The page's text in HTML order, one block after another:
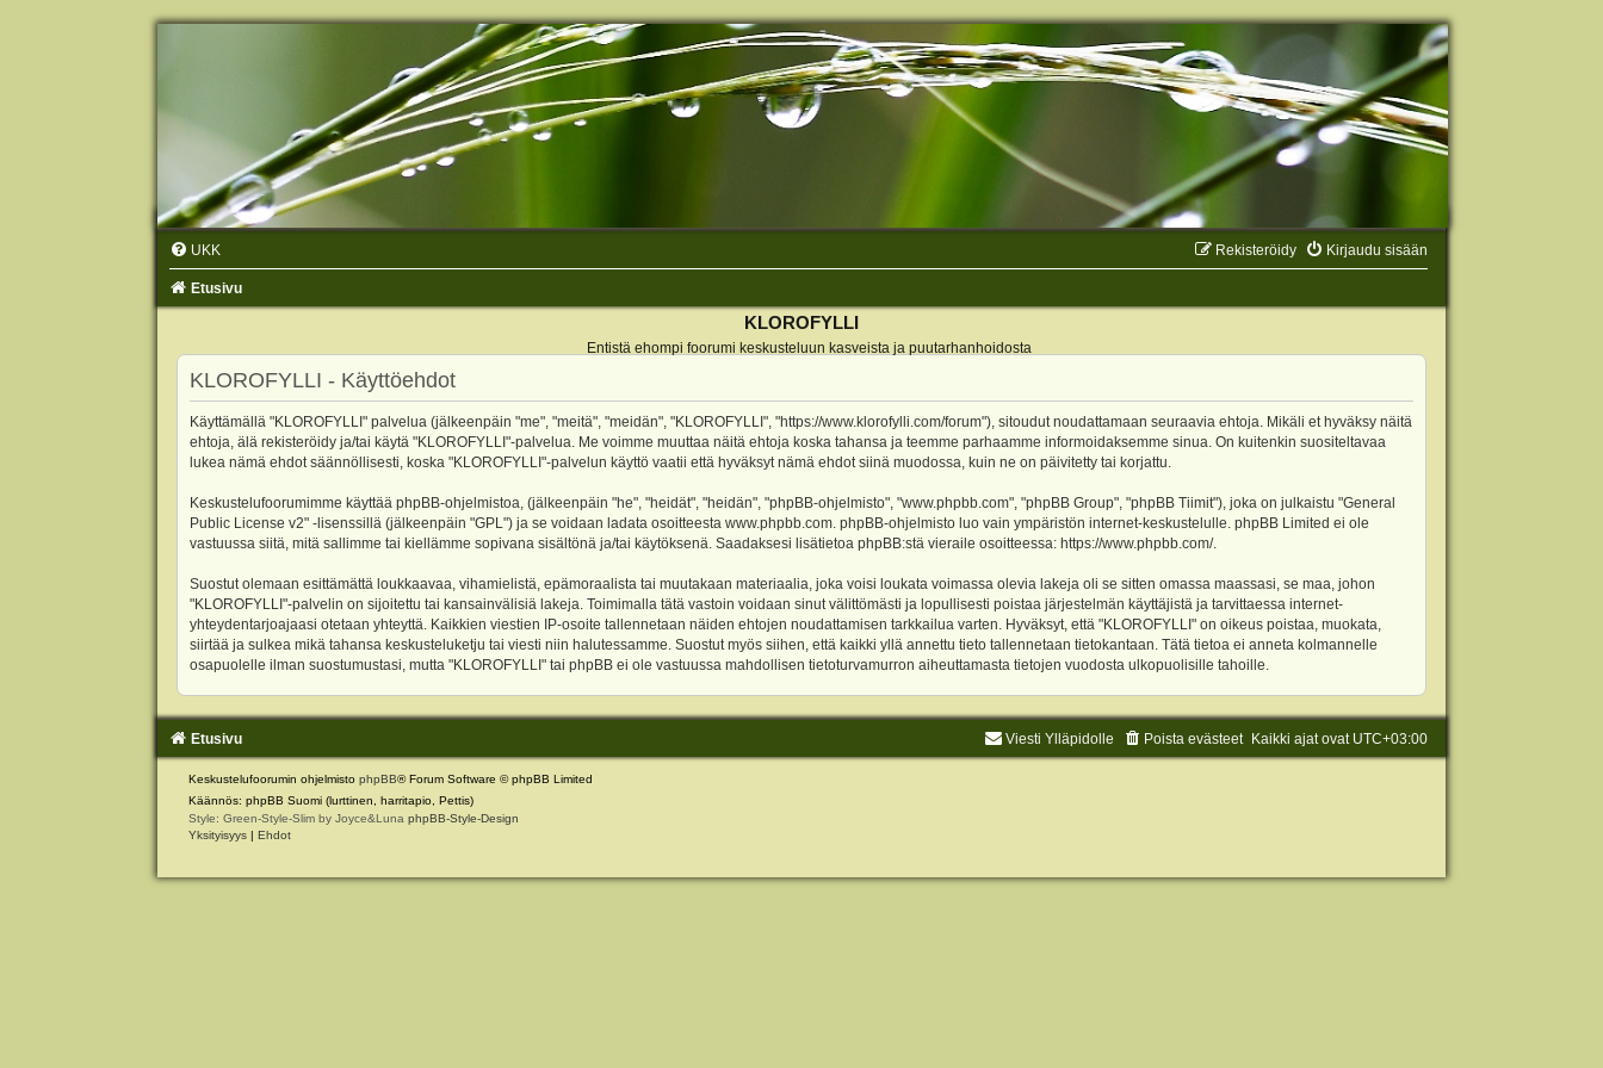
UKK Kirjaudu sisään
Rekisteröidy
Etusivu
KLOROFYLLI
Entistä ehompi foorumi keskusteluun kasveista ja puutarhanhoidosta
KLOROFYLLI - Käyttöehdot
Käyttämällä "KLOROFYLLI" palvelua (jälkeenpäin "me", "meitä", "meidän", "KLOROFYLLI", "https://www.klorofylli.com/forum"), sitoudut noudattamaan seuraavia ehtoja. Mikäli et hyväksy näitä
ehtoja, älä rekisteröidy ja/tai käytä "KLOROFYLLI"-palvelua. Me voimme muuttaa näitä ehtoja koska tahansa ja teemme parhaamme informoidaksemme sinua. On kuitenkin suositeltavaa
lukea nämä ehdot säännöllisesti, koska "KLOROFYLLI"-palvelun käyttö vaatii että hyväksyt nämä ehdot siinä muodossa, kuin ne on päivitetty tai korjattu.
Keskustelufoorumimme käyttää phpBB-ohjelmistoa, (jälkeenpäin "he", "heidät", "heidän", "phpBB-ohjelmisto", "www.phpbb.com", "phpBB Group", "phpBB Tiimit"), joka on julkaistu "General
Public License v2" -lisenssillä (jälkeenpäin "GPL") ja se voidaan ladata osoitteesta www.phpbb.com. phpBB-ohjelmisto luo vain ympäristön internet-keskustelulle. phpBB Limited ei ole
vastuussa siitä, mitä sallimme tai kiellämme sopivana sisältönä ja/tai käytöksenä. Saadaksesi lisätietoa phpBB:stä vieraile osoitteessa: https://www.phpbb.com/.
Suostut olemaan esittämättä loukkaavaa, vihamielistä, epämoraalista tai muutakaan materiaalia, joka voisi loukata voimassa olevia lakeja oli se sitten omassa maassasi, se maa, johon
"KLOROFYLLI"-palvelin on sijoitettu tai kansainvälisiä lakeja. Toimimalla tätä vastoin voidaan sinut välittömästi ja lopullisesti poistaa järjestelmän käyttäjistä ja tarvittaessa internet-
yhteydentarjoajaasi otetaan yhteyttä. Kaikkien viestien IP-osoite tallennetaan näiden ehtojen noudattamisen tarkkailua varten. Hyväksyt, että "KLOROFYLLI" on oikeus poistaa, muokata,
siirtää ja sulkea mikä tahansa keskusteluketju tai viesti niin halutessamme. Suostut myös siihen, että kaikki yllä annettu tieto tallennetaan tietokantaan. Tätä tietoa ei anneta kolmannelle
osapuolelle ilman suostumustasi, mutta "KLOROFYLLI" tai phpBB ei ole vastuussa mahdollisen tietoturvamurron aiheuttamasta tietojen vuodosta ulkopuolisille tahoille.
Etusivu Kaikki ajat ovat UTC+03:00
Poista evästeet
Viesti Ylläpidolle
Keskustelufoorumin ohjelmisto phpBB® Forum Software © phpBB Limited
Käännös: phpBB Suomi (lurttinen, harritapio, Pettis)
Style: Green-Style-Slim by Joyce&Luna phpBB-Style-Design
Yksityisyys | Ehdot